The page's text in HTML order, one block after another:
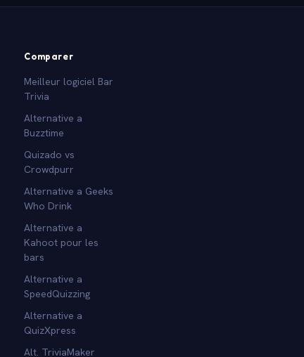
Comparer
Meilleur logiciel Bar
Trivia
Alternative a
Buzztime
Quizado vs
Crowdpurr
Alternative a Geeks
Who Drink
Alternative a
Kahoot pour les
bars
Alternative a
SpeedQuizzing
Alternative a
QuizXpress
Alt. TriviaMaker